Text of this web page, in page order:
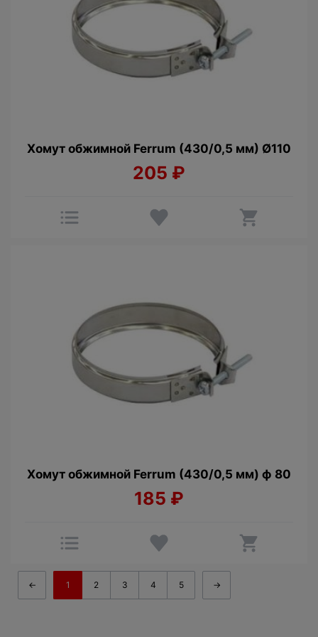
Хомут обжимной Ferrum (430/0,5 мм) Ø110
205 ₽
Хомут обжимной Ferrum (430/0,5 мм) ф 80
185 ₽
← 1 2 3 4 5 →